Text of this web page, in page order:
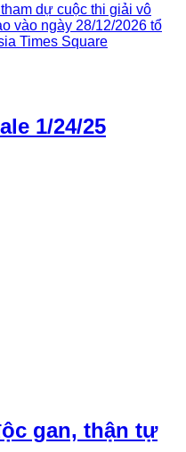
dự cuộc thi giải vô
vào ngày 28/12/2026 tổ
Times Square
1/24/25
gan, thận tự